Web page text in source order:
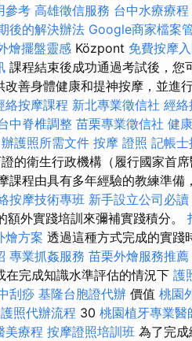
參考 高雄徵信服務 台中水療療程
後的解決辦法 Google商家檔案
燴擺盤靈感 Központ 免費按摩
課程結束後成功通過考試後，您
善身體健康和提神按摩，並進
絡按摩課程 新北專業徵信社 經絡
中脊椎調整 苗栗專業徵信社 健
辦護照所需文件 按摩 證照 記帳士
的衛生行政機構（履行國家首
課程由具有多年經驗的教練準
按摩技術專班 新手設立公司必讀
外實踐培訓來彌補實踐積分。
燴方案 透過這種方式完成的實踐
專業抓姦服務 苗栗外燴服務推薦
在完成知識水準評估的情況下 護
刮痧 基隆台胞證代辦 價值 桃園
護照代辦流程 30 桃園植牙專業醫
美療程 按摩證照培訓班 為了完